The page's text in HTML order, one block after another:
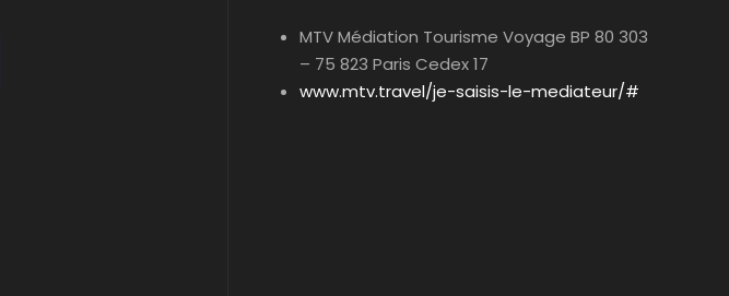
MTV Médiation Tourisme Voyage BP 80 303
– 75 823 Paris Cedex 17
www.mtv.travel/je-saisis-le-mediateur/#